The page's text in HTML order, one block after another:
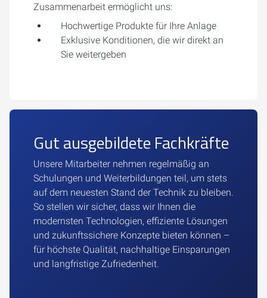
Zusammenarbeit ermöglicht uns:
Hochwertige Produkte für Ihre Anlage
Exklusive Konditionen, die wir direkt an
Sie weitergeben
Gut ausgebildete Fachkräfte
Unsere Mitarbeiter nehmen regelmäßig an
Schulungen und Weiterbildungen teil, um stets
auf dem neuesten Stand der Technik zu bleiben.
So stellen wir sicher, dass wir Ihnen die
modernsten Technologien, effiziente Lösungen
und zukunftssichere Konzepte bieten können –
für höchste Qualität, nachhaltige Einsparungen
und langfristige Zufriedenheit.